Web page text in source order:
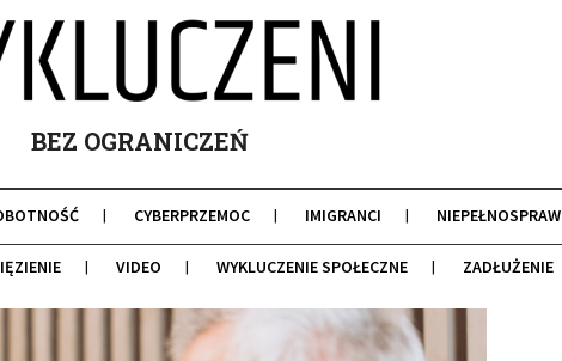
BEZ OGRANICZEŃ
CYBERPRZEMOC IMIGRANCI
VIDEO WYKLUCZENIE SPOŁECZNE ZADŁUŻENIE